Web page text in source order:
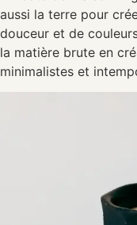
aussi la terre pour
douceur et de
la matière brute en
minimalistes et